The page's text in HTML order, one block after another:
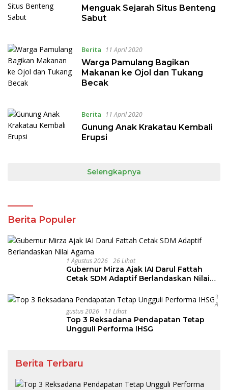
Menguak Sejarah Situs Benteng
Sabut
Berita 11 April 2020
Warga Pamulang Bagikan
Makanan ke Ojol dan Tukang
Becak
Berita 11 April 2020
Gunung Anak Krakatau Kembali
Erupsi
Selengkapnya
Berita Populer
1 Agustus 2026 26 Lihat
Gubernur Mirza Ajak IAI Darul Fattah
Cetak SDM Adaptif Berlandaskan Nilai
3
A
Gustus 2026
11 Lihat
Top 3 Reksadana Pendapatan Tetap
Ungguli Performa IHSG
Berita Terbaru